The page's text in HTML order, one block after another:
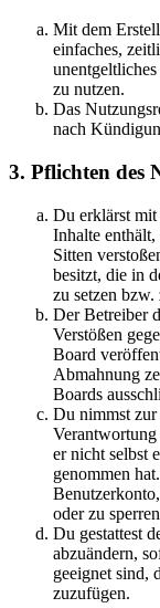
Mit dem
einfaches,
zu nutzen.
Das
nach
3. Pflichten des
Du erklärst mit
Inhalte enthält,
Sitten
besitzt, die in
zu setzen
Der Betreiber
Verstößen
Board
Abmahnung
Boards
Du nimmst zur
er nicht selbst
genommen
oder zu
Du gestattest
abzuändern,
geeignet sind,
zuzufügen.